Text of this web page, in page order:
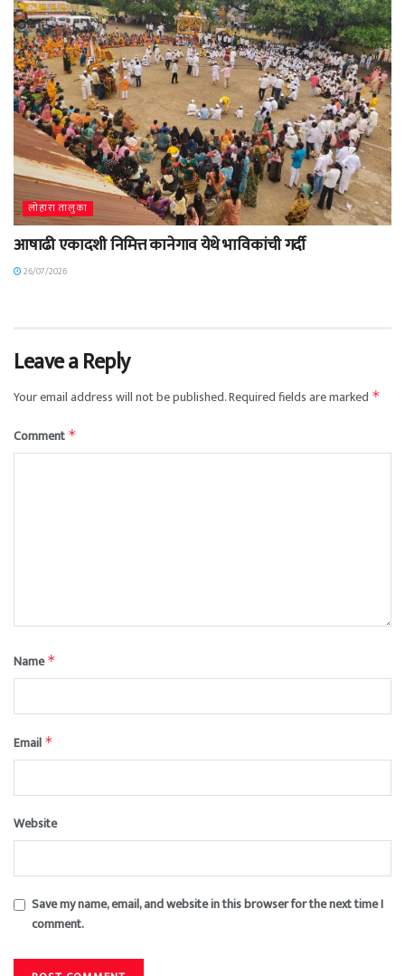
लोहारा तालुका
आषाढी एकादशी निमित्त कानेगाव येथे भाविकांची गर्दी
26/07/2026
Leave a Reply
Your email address will not be published.Required fields are marked *
Comment *
Name*
Email *
Website
Save my name, email, and website in this browser for the next time I
comment.